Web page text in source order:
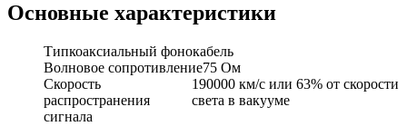
Основные характеристики
Типкоаксиальный фонокабель
Волновое сопротивление75 Ом
Скорость
распространения
сигнала
190000 км/с или 63% от скорости
света в вакууме